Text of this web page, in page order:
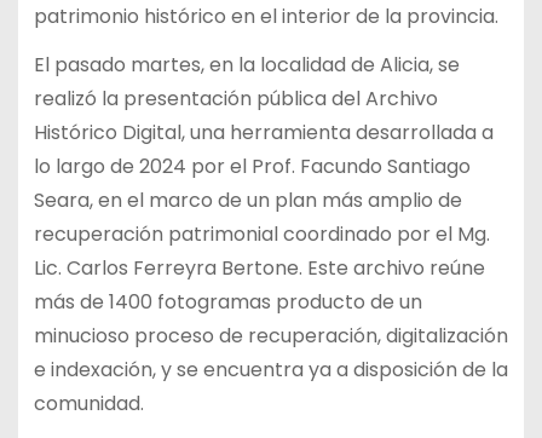
patrimonio histórico en el interior de la provincia.
El pasado martes, en la localidad de Alicia, se
realizó la presentación pública del Archivo
Histórico Digital, una herramienta desarrollada a
lo largo de 2024 por el Prof. Facundo Santiago
Seara, en el marco de un plan más amplio de
recuperación patrimonial coordinado por el Mg.
Lic. Carlos Ferreyra Bertone. Este archivo reúne
más de 1400 fotogramas producto de un
minucioso proceso de recuperación, digitalización
e indexación, y se encuentra ya a disposición de la
comunidad.